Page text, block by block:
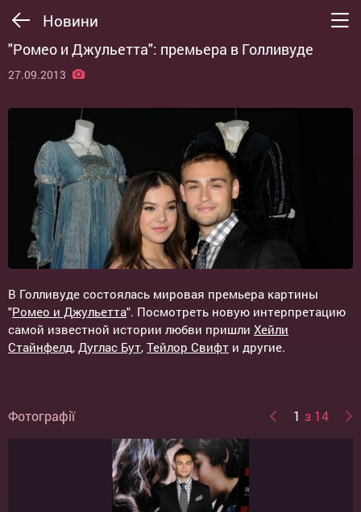
Новини
"Ромео и Джульетта": премьера в Голливуде
27.09.2013
В Голливуде состоялась мировая премьера картины
"Ромео и Джульетта". Посмотреть новую интерпретацию
самой известной истории любви пришли Хейли
Стайнфелд, Дуглас Бут, Тейлор Свифт и другие.
Фотографії 1 з 14